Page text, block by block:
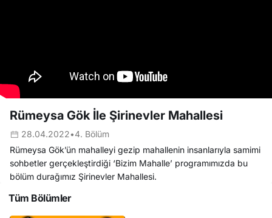
Rümeysa Gök İle Şirinevler Mahallesi
28.04.2022•4. Bölüm
Rümeysa Gök’ün mahalleyi gezip mahallenin insanlarıyla samimi
sohbetler gerçekleştirdiği ‘Bizim Mahalle’ programımızda bu
bölüm durağımız Şirinevler Mahallesi.
Tüm Bölümler